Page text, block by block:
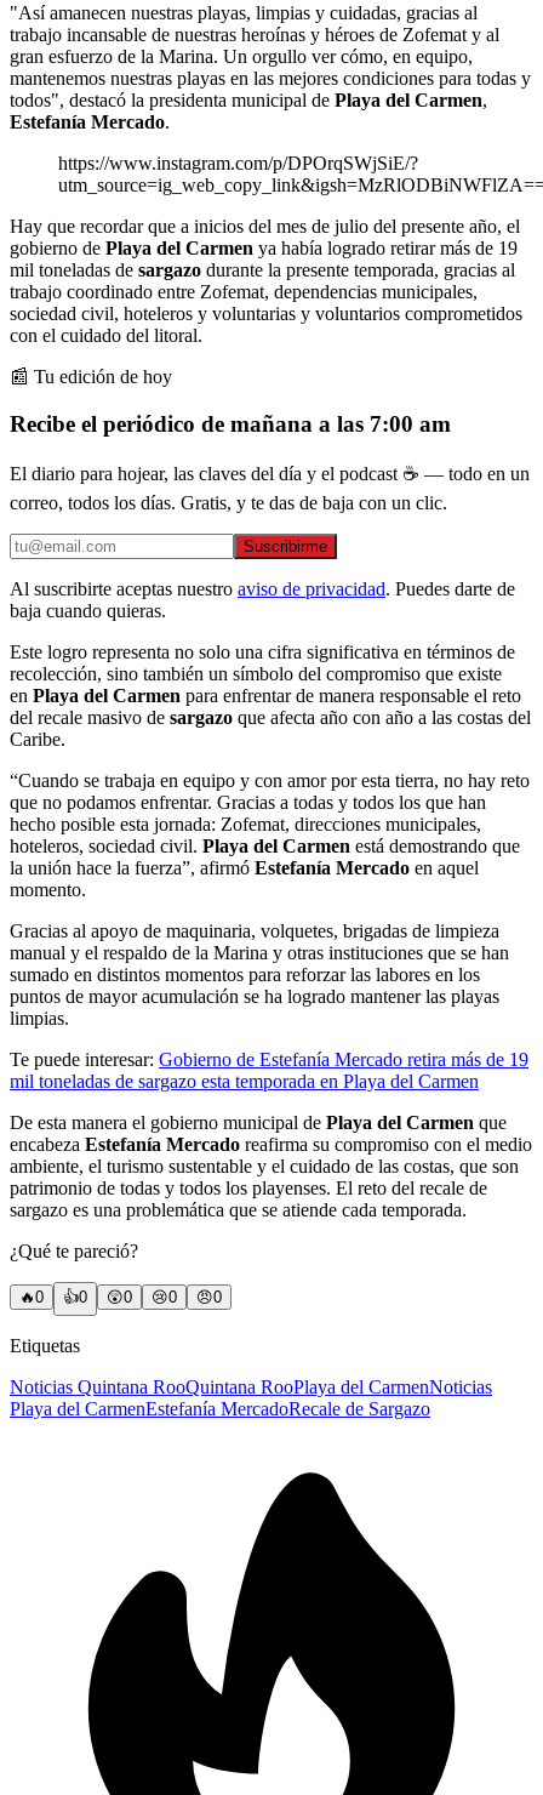
"Así amanecen nuestras playas, limpias y cuidadas, gracias al
trabajo incansable de nuestras heroínas y héroes de Zofemat y al
gran esfuerzo de la Marina. Un orgullo ver cómo, en equipo,
mantenemos nuestras playas en las mejores condiciones para todas y
todos", destacó la presidenta municipal de Playa del Carmen,
Estefanía Mercado.
https://www.instagram.com/p/DPOrqSWjSiE/?
Hay que recordar que a inicios del mes de julio del presente año, el
gobierno de Playa del Carmen ya había logrado retirar más de 19
mil toneladas de sargazo durante la presente temporada, gracias al
trabajo coordinado entre Zofemat, dependencias municipales,
sociedad civil, hoteleros y voluntarias y voluntarios comprometidos
con el cuidado del litoral.
📰 Tu edición de hoy
Recibe el periódico de mañana a las 7:00 am
El diario para hojear, las claves del día y el podcast ☕ — todo en un
correo, todos los días. Gratis, y te das de baja con un clic.
Suscribirme
Al suscribirte aceptas nuestro aviso de privacidad. Puedes darte de
baja cuando quieras.
Este logro representa no solo una cifra significativa en términos de
recolección, sino también un símbolo del compromiso que existe
en Playa del Carmen para enfrentar de manera responsable el reto
del recale masivo de sargazo que afecta año con año a las costas del
Caribe.
“Cuando se trabaja en equipo y con amor por esta tierra, no hay reto
que no podamos enfrentar. Gracias a todas y todos los que han
hecho posible esta jornada: Zofemat, direcciones municipales,
hoteleros, sociedad civil. Playa del Carmen está demostrando que
la unión hace la fuerza”, afirmó Estefanía Mercado en aquel
momento.
Gracias al apoyo de maquinaria, volquetes, brigadas de limpieza
manual y el respaldo de la Marina y otras instituciones que se han
sumado en distintos momentos para reforzar las labores en los
puntos de mayor acumulación se ha logrado mantener las playas
limpias.
Te puede interesar: Gobierno de Estefanía Mercado retira más de 19
mil toneladas de sargazo esta temporada en Playa del Carmen
De esta manera el gobierno municipal de Playa del Carmen que
encabeza Estefanía Mercado reafirma su compromiso con el medio
ambiente, el turismo sustentable y el cuidado de las costas, que son
patrimonio de todas y todos los playenses. El reto del recale de
sargazo es una problemática que se atiende cada temporada.
¿Qué te pareció?
🔥0 👍0 😲0 😢0 😠0
Etiquetas
Noticias Quintana RooQuintana RooPlaya del CarmenNoticias
Playa del CarmenEstefanía MercadoRecale de Sargazo